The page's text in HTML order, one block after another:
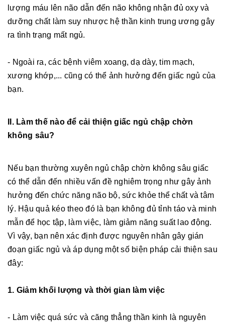
lượng máu lên não dẫn đến não không nhận đủ oxy và
dưỡng chất làm suy nhược hệ thần kinh trung ương gây
ra tình trạng mất ngủ.
- Ngoài ra, các bệnh viêm xoang, dạ dày, tim mạch,
xương khớp,... cũng có thể ảnh hưởng đến giấc ngủ của
bạn.
II. Làm thế nào để cải thiện giấc ngủ chập chờn
không sâu?
Nếu bạn thường xuyên ngủ chập chờn không sâu giấc
có thể dẫn đến nhiều vấn đề nghiêm trọng như gây ảnh
hưởng đến chức năng não bộ, sức khỏe thể chất và tâm
lý. Hậu quả kéo theo đó là bạn không đủ tỉnh táo và minh
mẫn để học tập, làm việc, làm giảm năng suất lao động.
Vì vậy, bạn nên xác định được nguyên nhân gây gián
đoạn giấc ngủ và áp dụng một số biện pháp cải thiện sau
đây:
1. Giảm khối lượng và thời gian làm việc
- Làm việc quá sức và căng thẳng thần kinh là nguyên